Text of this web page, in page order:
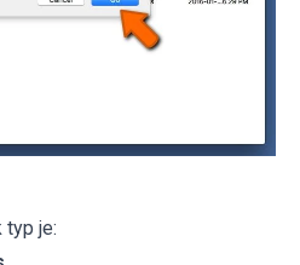
typ je: